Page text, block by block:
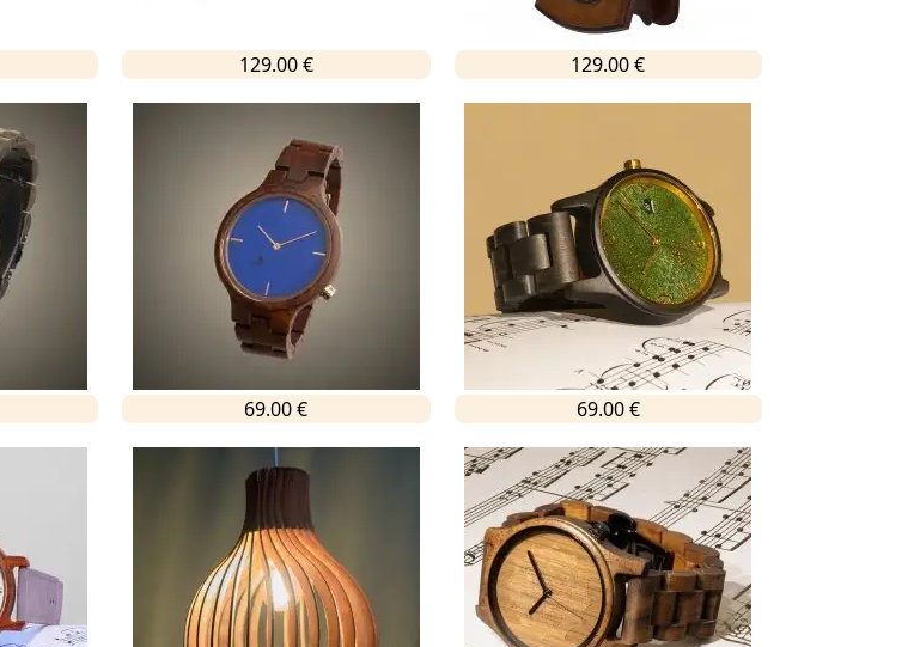
129.00 € 129.00 €
69.00 € 69.00 €